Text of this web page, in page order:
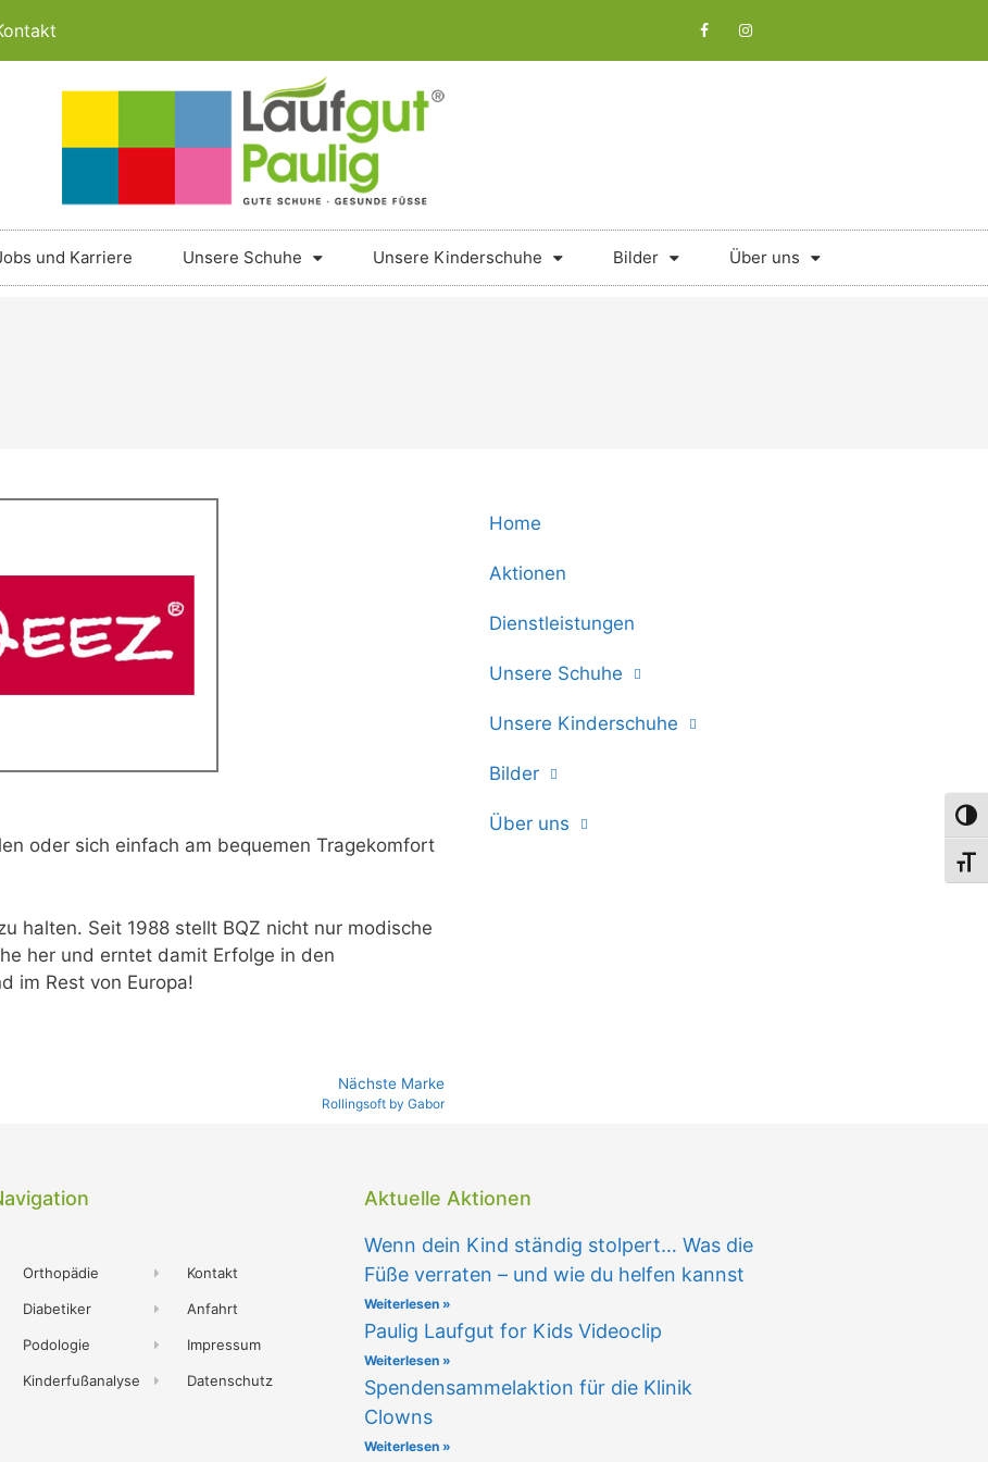
und Karriere Unsere Schuhe Unsere Kinderschuhe Bilder Über uns
oder sich einfach am bequemen Tragekomfort
halten. Seit 1988 stellt BQZ nicht nur modische
her und erntet damit Erfolge in den
im Rest von Europa!
Nächste Marke
Rollingsoft by Gabor
Home
Aktionen
Dienstleistungen
Unsere Schuhe
Unsere Kinderschuhe
Bilder
Über uns
Orthopädie
Diabetiker
Podologie
Kinderfußanalyse
Kontakt
Anfahrt
Impressum
Datenschutz
Aktuelle Aktionen
Wenn dein Kind ständig stolpert… Was die
Füße verraten – und wie du helfen kannst
Weiterlesen »
Paulig Laufgut for Kids Videoclip
Weiterlesen »
Spendensammelaktion für die Klinik
Clowns
Weiterlesen »